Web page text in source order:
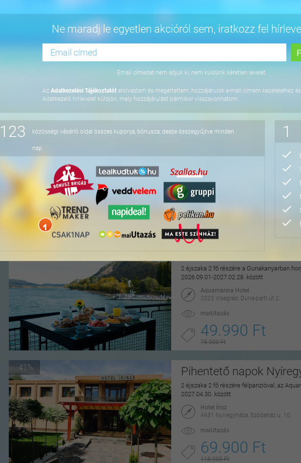
Ne maradj le egyetlen akcióról sem, iratkozz fel
Email címedet nem adjuk ki, nem küldünk kéretlen levelet.
Az Adatkezelési Tájékoztatót elolvastam és megértettem, hozzájárulok e-mail címem kezeléséhez
Adatkezelő hírlevelet küldjön, mely hozzájárulást bármikor visszavonhatom.
123 közösségi vásárló oldal összes kuponja, bónusza, dealje összegyűjtve minden
nap
1
-16%
3 éjszaka 2 fő részére önellátással, 2027.
64.800 Ft
-16% Felfrissülés és
2 éjszaka 2 fő részére félpanzióval,
Cardoner Hotel****
2098 Pilisszentkereszt, Fény u. 1.
maiUtazás
79.900 Ft
Hangulatos pihenés a
2 éjszaka 2 fő részére a Dunakanyarban
2026.09.01-2027.02.28. között
Aquamarina Hotel
2025 Visegrád, Duna-parti út 2.
maiUtazás
49.990 Ft
78.000 Ft
-41% Pihentető napok
2 éjszaka 2 fő részére félpanzióval, az
2027.04.30. között
Hotel Írisz
4431 Nyíregyháza, Szódaház u. 10.
maiUtazás
69.900 Ft
118.000 Ft